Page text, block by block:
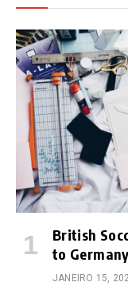
British
to
JANEIRO 15,